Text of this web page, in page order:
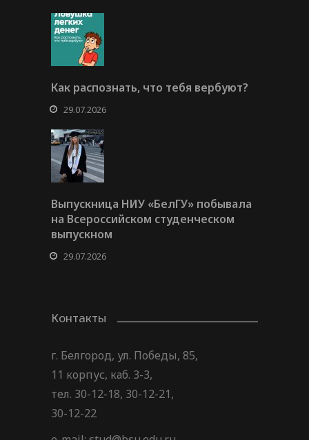
Как распознать, что тебя вербуют?
29.07.2026
Выпускница НИУ «БелГУ» побывала
на Всероссийском студенческом
выпускном
29.07.2026
Контакты
г. Белгород, ул. Победы, 85,
11 корпус, каб. 3-3,
тел. 30-12-18, 30-12-21,
30-12-22